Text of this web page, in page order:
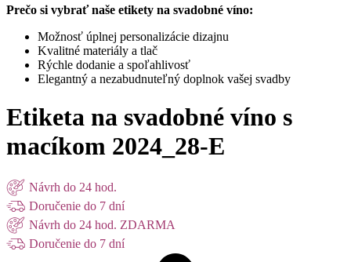
Prečo si vybrať naše etikety na svadobné víno:
Možnosť úplnej personalizácie dizajnu
Kvalitné materiály a tlač
Rýchle dodanie a spoľahlivosť
Elegantný a nezabudnuteľný doplnok vašej svadby
Etiketa na svadobné víno s
macíkom 2024_28-E
Návrh do 24 hod.
Doručenie do 7 dní
Návrh do 24 hod. ZDARMA
Doručenie do 7 dní